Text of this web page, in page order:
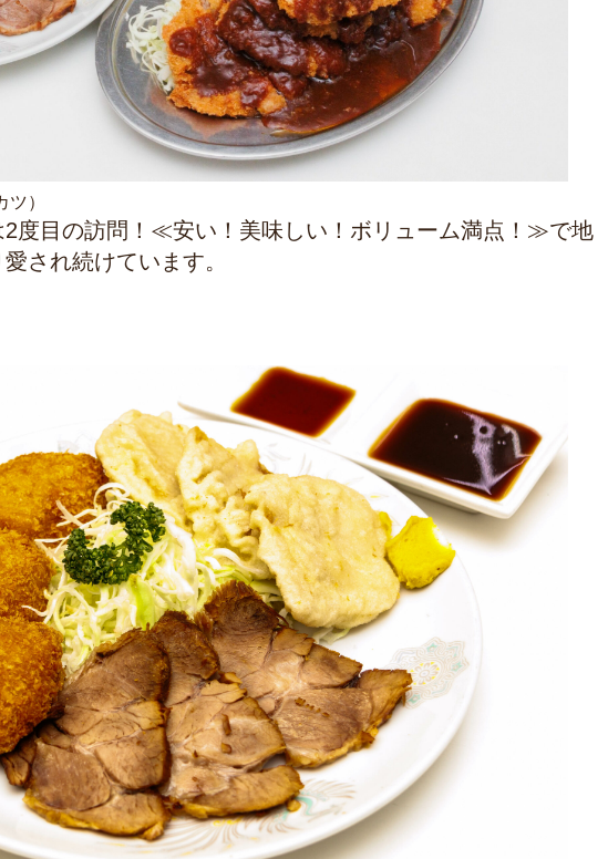
）
2度目の訪問！≪安い！美味しい！ボリューム満点！≫で地
され続けています。